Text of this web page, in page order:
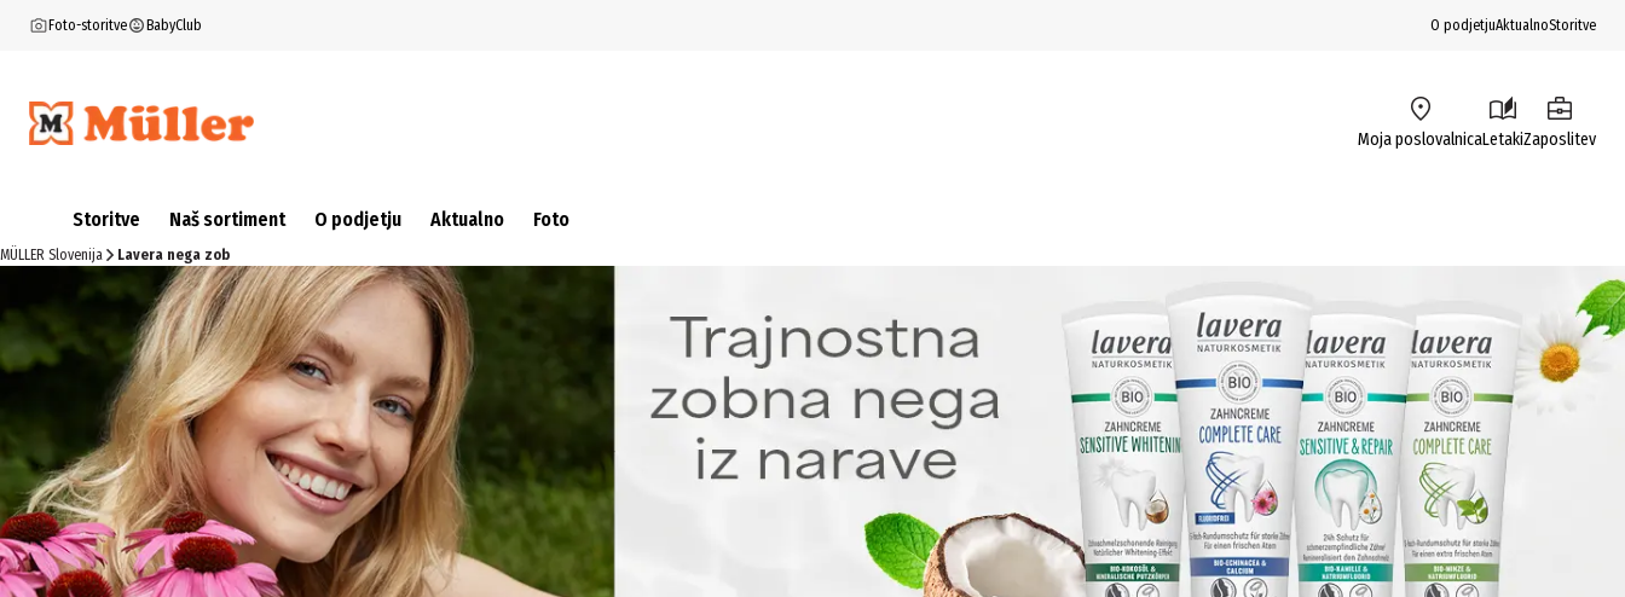
Foto-storitve BabyClub O podjetjuAktualnoStoritve
Moja poslovalnicaLetakiZaposlitev
Storitve Naš sortiment O podjetju Aktualno Foto
MÜLLER Slovenija Lavera nega zob